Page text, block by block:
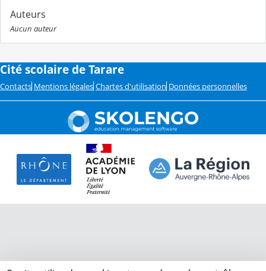
Auteurs
Aucun auteur
Cité scolaire de Tarare
Contacts Mentions légales Chartes d'utilisation Données personnelles